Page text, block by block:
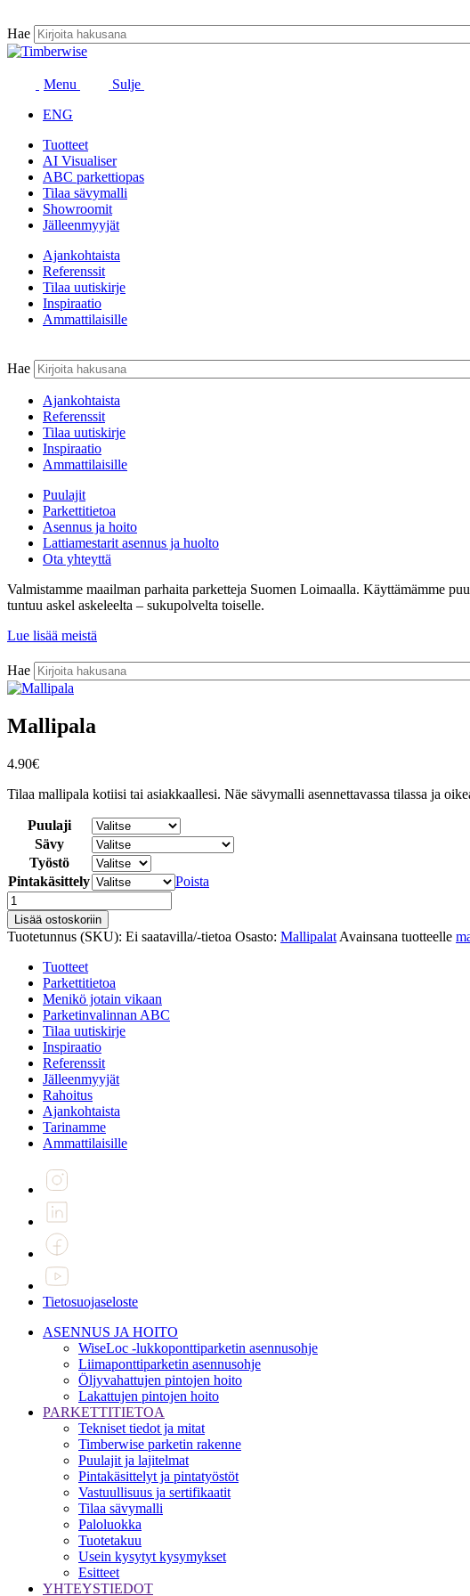
sisältöön
Hae
Menu
Sulje
ENG
Tuotteet
AI Visualiser
ABC parkettiopas
Tilaa sävymalli
Showroomit
Jälleenmyyjät
Ajankohtaista
Referenssit
Tilaa uutiskirje
Inspiraatio
Ammattilaisille
Hae
Ajankohtaista
Referenssit
Tilaa uutiskirje
Inspiraatio
Ammattilaisille
Puulajit
Parkettitietoa
Asennus ja hoito
Lattiamestarit asennus ja huolto
Ota yhteyttä
Valmistamme maailman parhaita parketteja Suomen Loimaalla. Käyttämämme
tuntuu askel askeleelta – sukupolvelta toiselle.
Lue lisää meistä
Hae
Mallipala
4.90€
Tilaa mallipala kotiisi tai asiakkaallesi. Näe sävymalli asennettavassa tilassa ja
Puulaji
Sävy
Työstö
Pintakäsittely
Poista
Mallipala
määrä
Lisää ostoskoriin
Tuotetunnus (SKU): Ei saatavilla/-tietoa Osasto: Mallipalat Avainsana tuotteelle
Tuotteet
Parkettitietoa
Menikö jotain vikaan
Parketinvalinnan ABC
Tilaa uutiskirje
Inspiraatio
Referenssit
Jälleenmyyjät
Rahoitus
Ajankohtaista
Tarinamme
Ammattilaisille
Tietosuojaseloste
ASENNUS JA HOITO
WiseLoc -lukkoponttiparketin asennusohje
Liimaponttiparketin asennusohje
Öljyvahattujen pintojen hoito
Lakattujen pintojen hoito
PARKETTITIETOA
Tekniset tiedot ja mitat
Timberwise parketin rakenne
Puulajit ja lajitelmat
Pintakäsittelyt ja pintatyöstöt
Vastuullisuus ja sertifikaatit
Tilaa sävymalli
Paloluokka
Tuotetakuu
Usein kysytyt kysymykset
Esitteet
YHTEYSTIEDOT